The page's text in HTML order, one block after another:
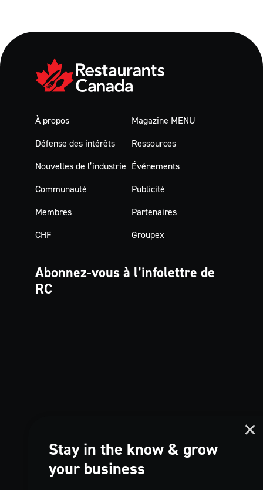
À propos
Magazine MENU
Défense des intérêts
Ressources
Nouvelles de l’industrie Événements
Communauté
Publicité
Membres
Partenaires
CHF
Groupex
Abonnez-vous à l’infolettre de
RC
Stay in the know & grow
your business